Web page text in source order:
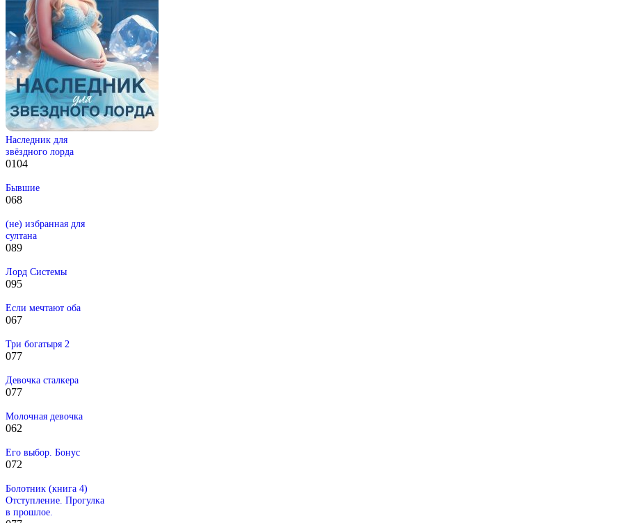
Наследник для
звёздного лорда
0104
Бывшие
068
(не) избранная для
султана
089
Лорд Системы
095
Если мечтают оба
067
Три богатыря 2
077
Девочка сталкера
077
Молочная девочка
062
Его выбор. Бонус
072
Болотник (книга 4)
Отступление. Прогулка
в прошлое.